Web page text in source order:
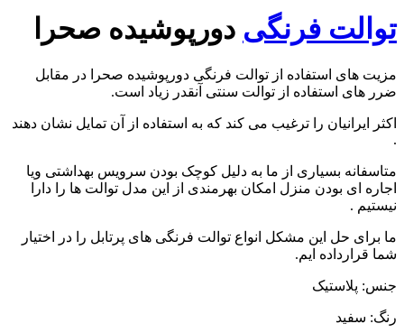
توالت فرنگی دورپوشیده صحرا
مزیت های استفاده از توالت فرنگی دورپوشیده صحرا در مقابل
ضرر های استفاده از توالت سنتی آنقدر زیاد است.
اکثر ایرانیان را ترغیب می کند که به استفاده از آن تمایل نشان دهند
.
متاسفانه بسیاری از ما به دلیل کوچک بودن سرویس بهداشتی ویا
اجاره ای بودن منزل امکان بهرمندی از این مدل توالت ها را دارا
نیستیم .
ما برای حل این مشکل انواع توالت فرنگی های پرتابل را در اختیار
شما قرارداده ایم.
جنس: پلاستیک
رنگ: سفید